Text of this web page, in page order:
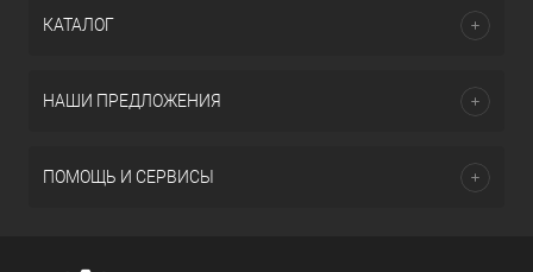
КАТАЛОГ
НАШИ ПРЕДЛОЖЕНИЯ
ПОМОЩЬ И СЕРВИСЫ